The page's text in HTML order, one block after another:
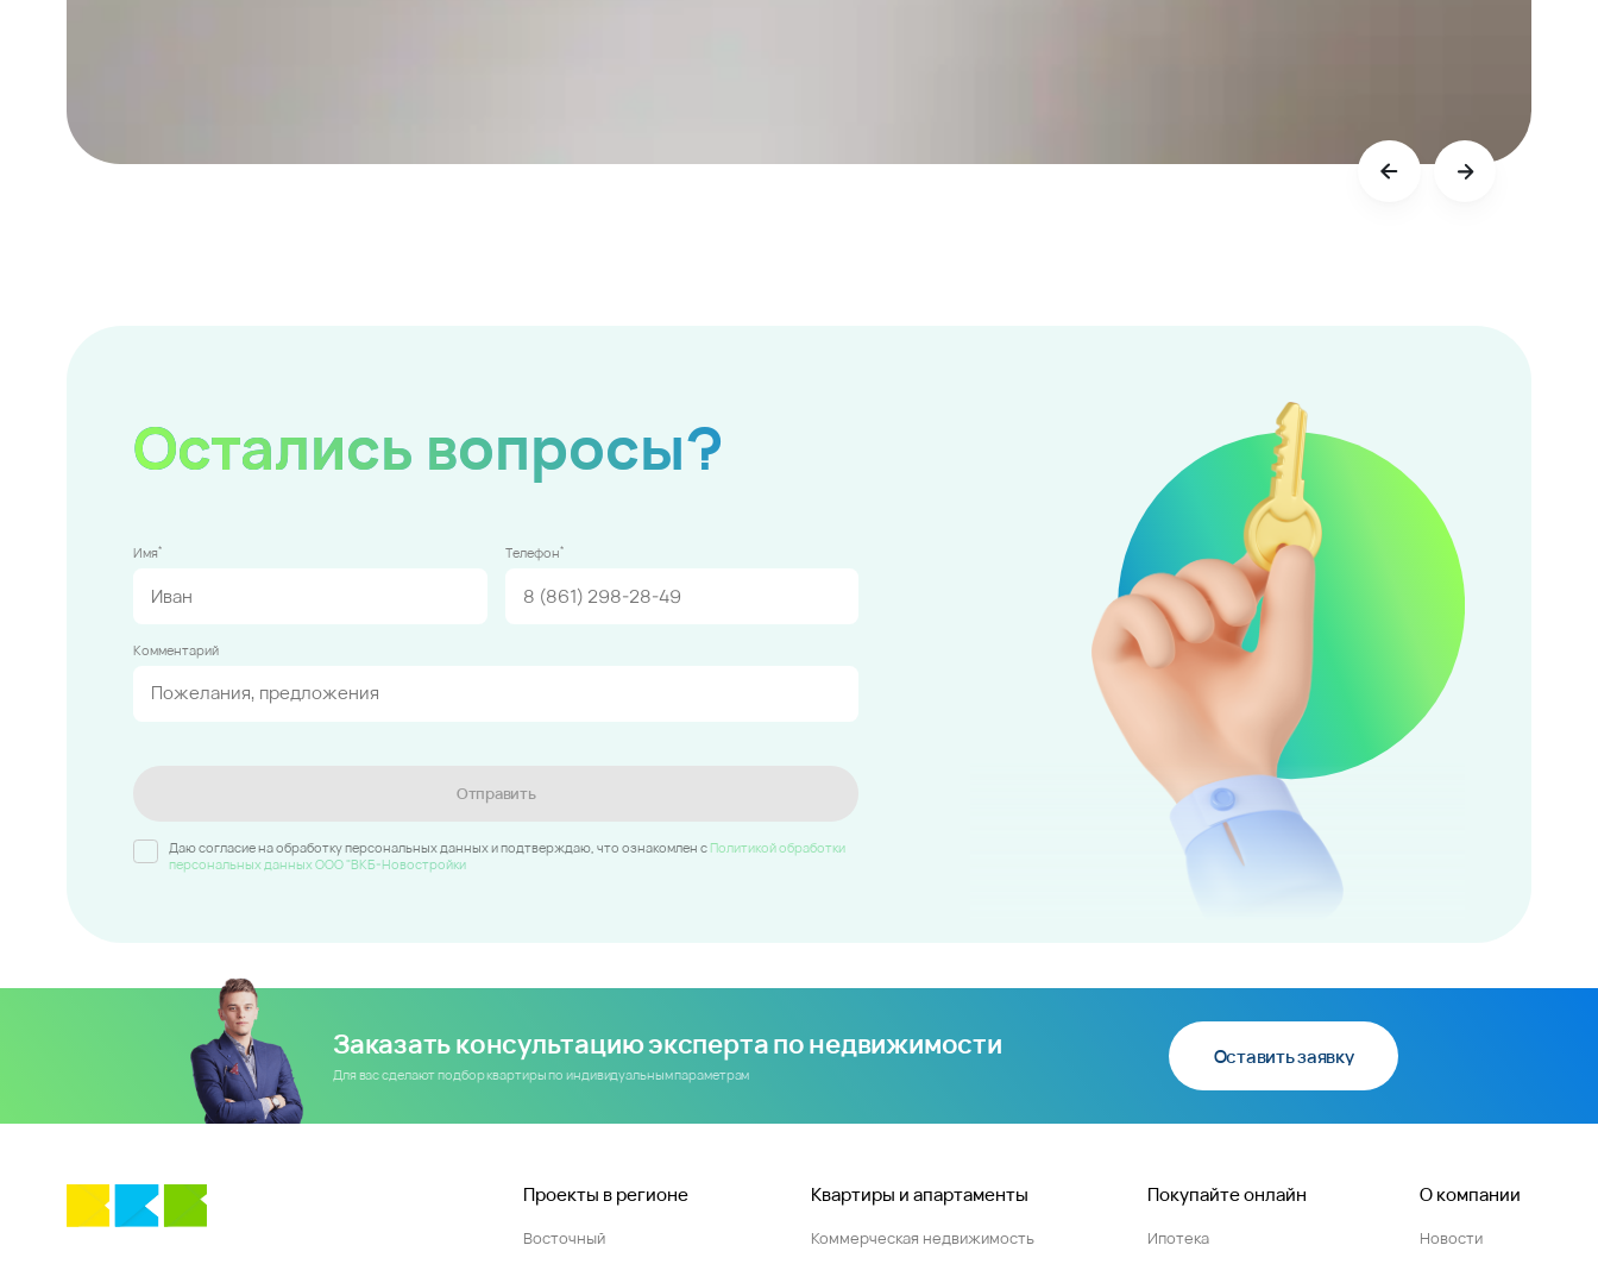
Остались вопросы?
Имя* Телефон*
Комментарий
Отправить
Даю согласие на обработку персональных данных и подтверждаю, что ознакомлен c Политикой обработки
персональных данных ООО "ВКБ-Новостройки
Заказать консультацию эксперта по недвижимости
Для вас сделают подбор квартиры по индивидуальным параметрам
Оставить заявку
Проекты в регионе
Восточный
Квартиры и апартаменты
Коммерческая недвижимость
Покупайте онлайн
Ипотека
О компании
Новости